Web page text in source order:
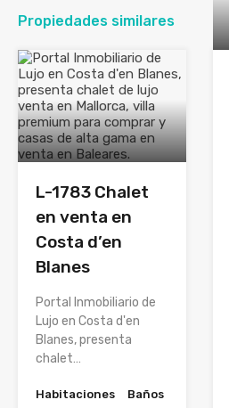
Propiedades similares
L-1783 Chalet
en venta en
Costa d’en
Blanes
Portal Inmobiliario de
Lujo en Costa d'en
Blanes, presenta
chalet…
Habitaciones
Baños